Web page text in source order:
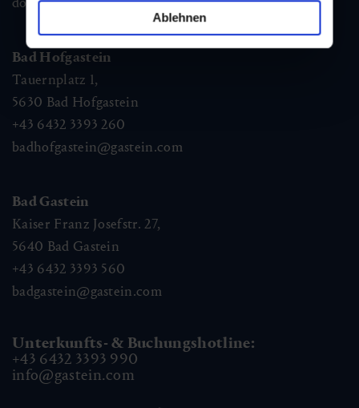
Ablehnen
Bad Hofgastein
Tauernplatz 1,
5630 Bad Hofgastein
+43 6432 3393 260
badhofgastein@gastein.com
Bad Gastein
Kaiser Franz Josefstr. 27,
5640 Bad Gastein
+43 6432 3393 560
badgastein@gastein.com
Unterkunfts- & Buchungshotline:
+43 6432 3393 990
info@gastein.com